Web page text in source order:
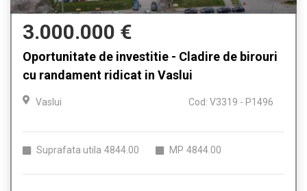
3.000.000 €
Oportunitate de investitie - Cladire de birouri
cu randament ridicat in Vaslui
Vaslui Cod: V3319 - P1496
Suprafata utila 4844.00 MP 4844.00